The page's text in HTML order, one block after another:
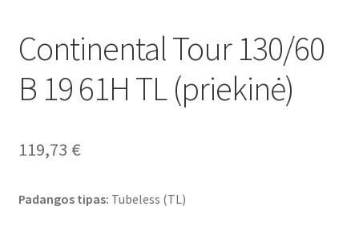
Continental Tour 130/60
B 19 61H TL (priekinė)
119,73 €
Padangos tipas: Tubeless (TL)